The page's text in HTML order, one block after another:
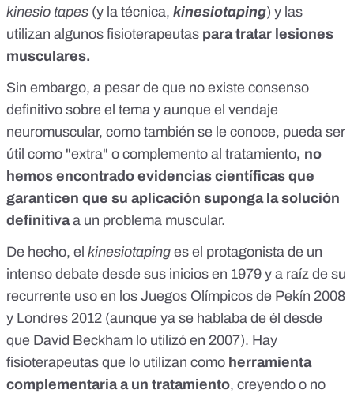
kinesio tapes (y la técnica, kinesiotaping) y las
utilizan algunos fisioterapeutas para tratar lesiones
musculares.
Sin embargo, a pesar de que no existe consenso
definitivo sobre el tema y aunque el vendaje
neuromuscular, como también se le conoce, pueda ser
útil como "extra" o complemento al tratamiento, no
hemos encontrado evidencias científicas que
garanticen que su aplicación suponga la solución
definitivaa un problema muscular.
De hecho, el kinesiotaping es el protagonista de un
intenso debate desde sus inicios en 1979 y a raíz de su
recurrente uso en los Juegos Olímpicos de Pekín 2008
y Londres 2012 (aunque ya se hablaba de él desde
que David Beckham lo utilizó en 2007). Hay
fisioterapeutas que lo utilizan como herramienta
complementaria a un tratamiento, creyendo o no